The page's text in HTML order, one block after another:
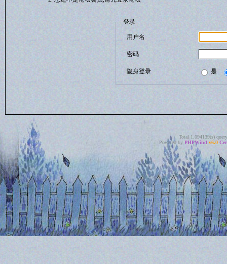
登录
用户名
密码
隐身登录 是
Total 1.094139(s)
Powered by PHPWind v6.0